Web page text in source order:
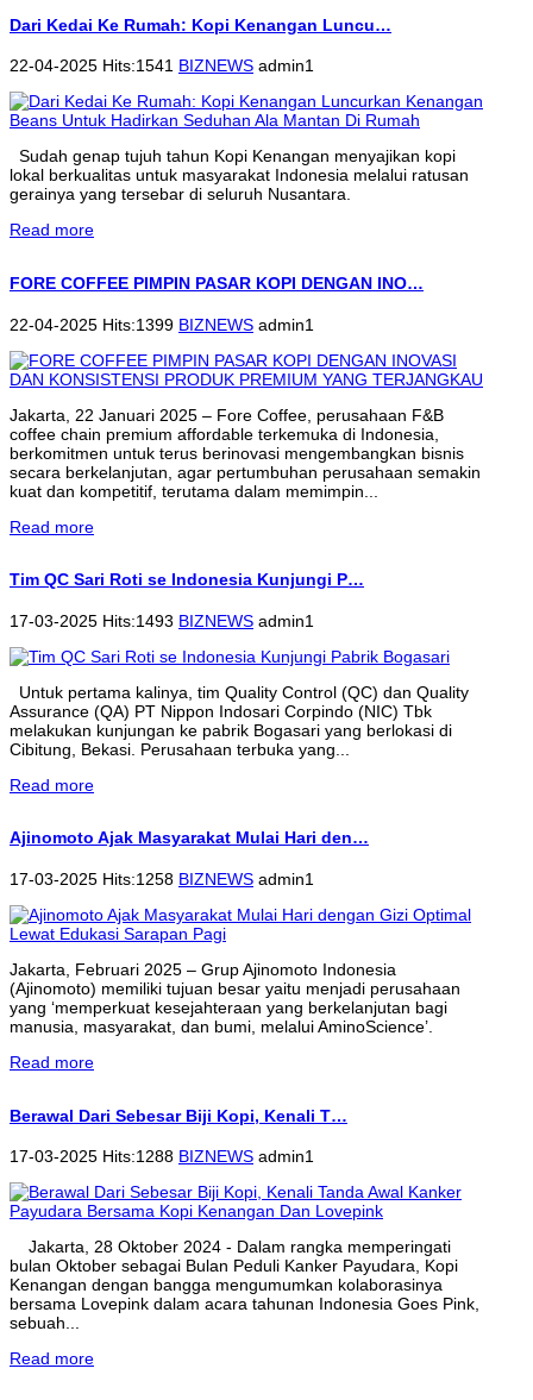
Dari Kedai Ke Rumah: Kopi Kenangan Luncu…
22-04-2025 Hits:1541 BIZNEWS admin1
Sudah genap tujuh tahun Kopi Kenangan menyajikan kopi
lokal berkualitas untuk masyarakat Indonesia melalui ratusan
gerainya yang tersebar di seluruh Nusantara.
Read more
FORE COFFEE PIMPIN PASAR KOPI DENGAN INO…
22-04-2025 Hits:1399 BIZNEWS admin1
Jakarta, 22 Januari 2025 – Fore Coffee, perusahaan F&B
coffee chain premium affordable terkemuka di Indonesia,
berkomitmen untuk terus berinovasi mengembangkan bisnis
secara berkelanjutan, agar pertumbuhan perusahaan semakin
kuat dan kompetitif, terutama dalam memimpin...
Read more
Tim QC Sari Roti se Indonesia Kunjungi P…
17-03-2025 Hits:1493 BIZNEWS admin1
Untuk pertama kalinya, tim Quality Control (QC) dan Quality
Assurance (QA) PT Nippon Indosari Corpindo (NIC) Tbk
melakukan kunjungan ke pabrik Bogasari yang berlokasi di
Cibitung, Bekasi. Perusahaan terbuka yang...
Read more
Ajinomoto Ajak Masyarakat Mulai Hari den…
17-03-2025 Hits:1258 BIZNEWS admin1
Jakarta, Februari 2025 – Grup Ajinomoto Indonesia
(Ajinomoto) memiliki tujuan besar yaitu menjadi perusahaan
yang ‘memperkuat kesejahteraan yang berkelanjutan bagi
manusia, masyarakat, dan bumi, melalui AminoScience’.
Read more
Berawal Dari Sebesar Biji Kopi, Kenali T…
17-03-2025 Hits:1288 BIZNEWS admin1
Jakarta, 28 Oktober 2024 - Dalam rangka memperingati
bulan Oktober sebagai Bulan Peduli Kanker Payudara, Kopi
Kenangan dengan bangga mengumumkan kolaborasinya
bersama Lovepink dalam acara tahunan Indonesia Goes Pink,
sebuah...
Read more